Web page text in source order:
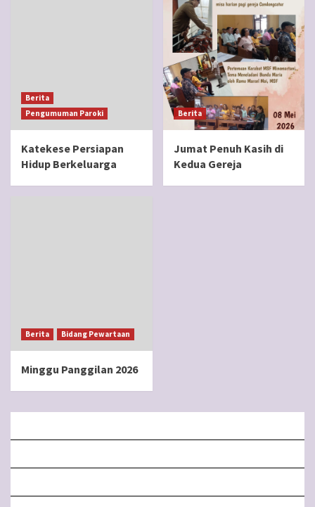
Berita
Pengumuman Paroki
Katekese Persiapan
Hidup Berkeluarga
Berita
Jumat Penuh Kasih di
Kedua Gereja
Berita Bidang Pewartaan
Minggu Panggilan 2026